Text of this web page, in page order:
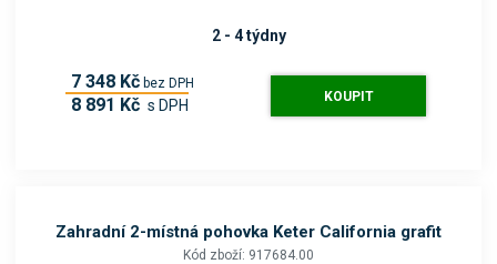
2 - 4 týdny
7 348 Kč bez DPH
8 891 Kč s DPH KOUPIT
Zahradní 2-místná pohovka Keter California grafit
Kód zboží: 917684.00